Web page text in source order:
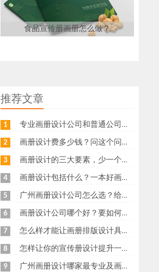
食品宣传册画册怎么做？
推荐文章
1 专业画册设计公司和普通公司，做了十年才发现差距在哪
2 画册设计费多少钱？问这个问题之前，先搞明白几件事
3 画册设计的三大要素，少一个都算不上好画册
4 画册设计包括什么？一本好画册背后的完整流程
5 广州画册设计公司怎么选？给你说几点实在的
6 画册设计公司哪个好？要如何选择设计公司？
7 怎么样才能让画册排版设计具有节奏感呢？
8 怎样让你的宣传册设计提升一个档次？
9 广州画册设计哪家最专业及画册设计特点